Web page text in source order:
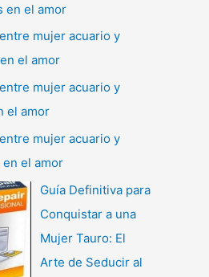
en el amor
mujer acuario y
el amor
mujer acuario y
el amor
mujer acuario y
el amor
Guía Definitiva para
Conquistar a una
Mujer Tauro: El
Arte de Seducir al